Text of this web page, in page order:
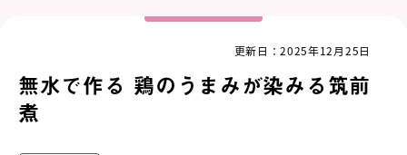
更新日：2025年12月25日
無水で作る 鶏のうまみが染みる筑前
煮